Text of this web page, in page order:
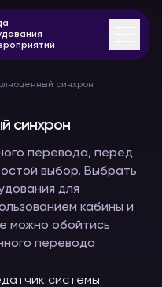
синхрон
синхрон
перевода, перед
выбор. Выбрать
для
кабины и
можно обойтись
перевода